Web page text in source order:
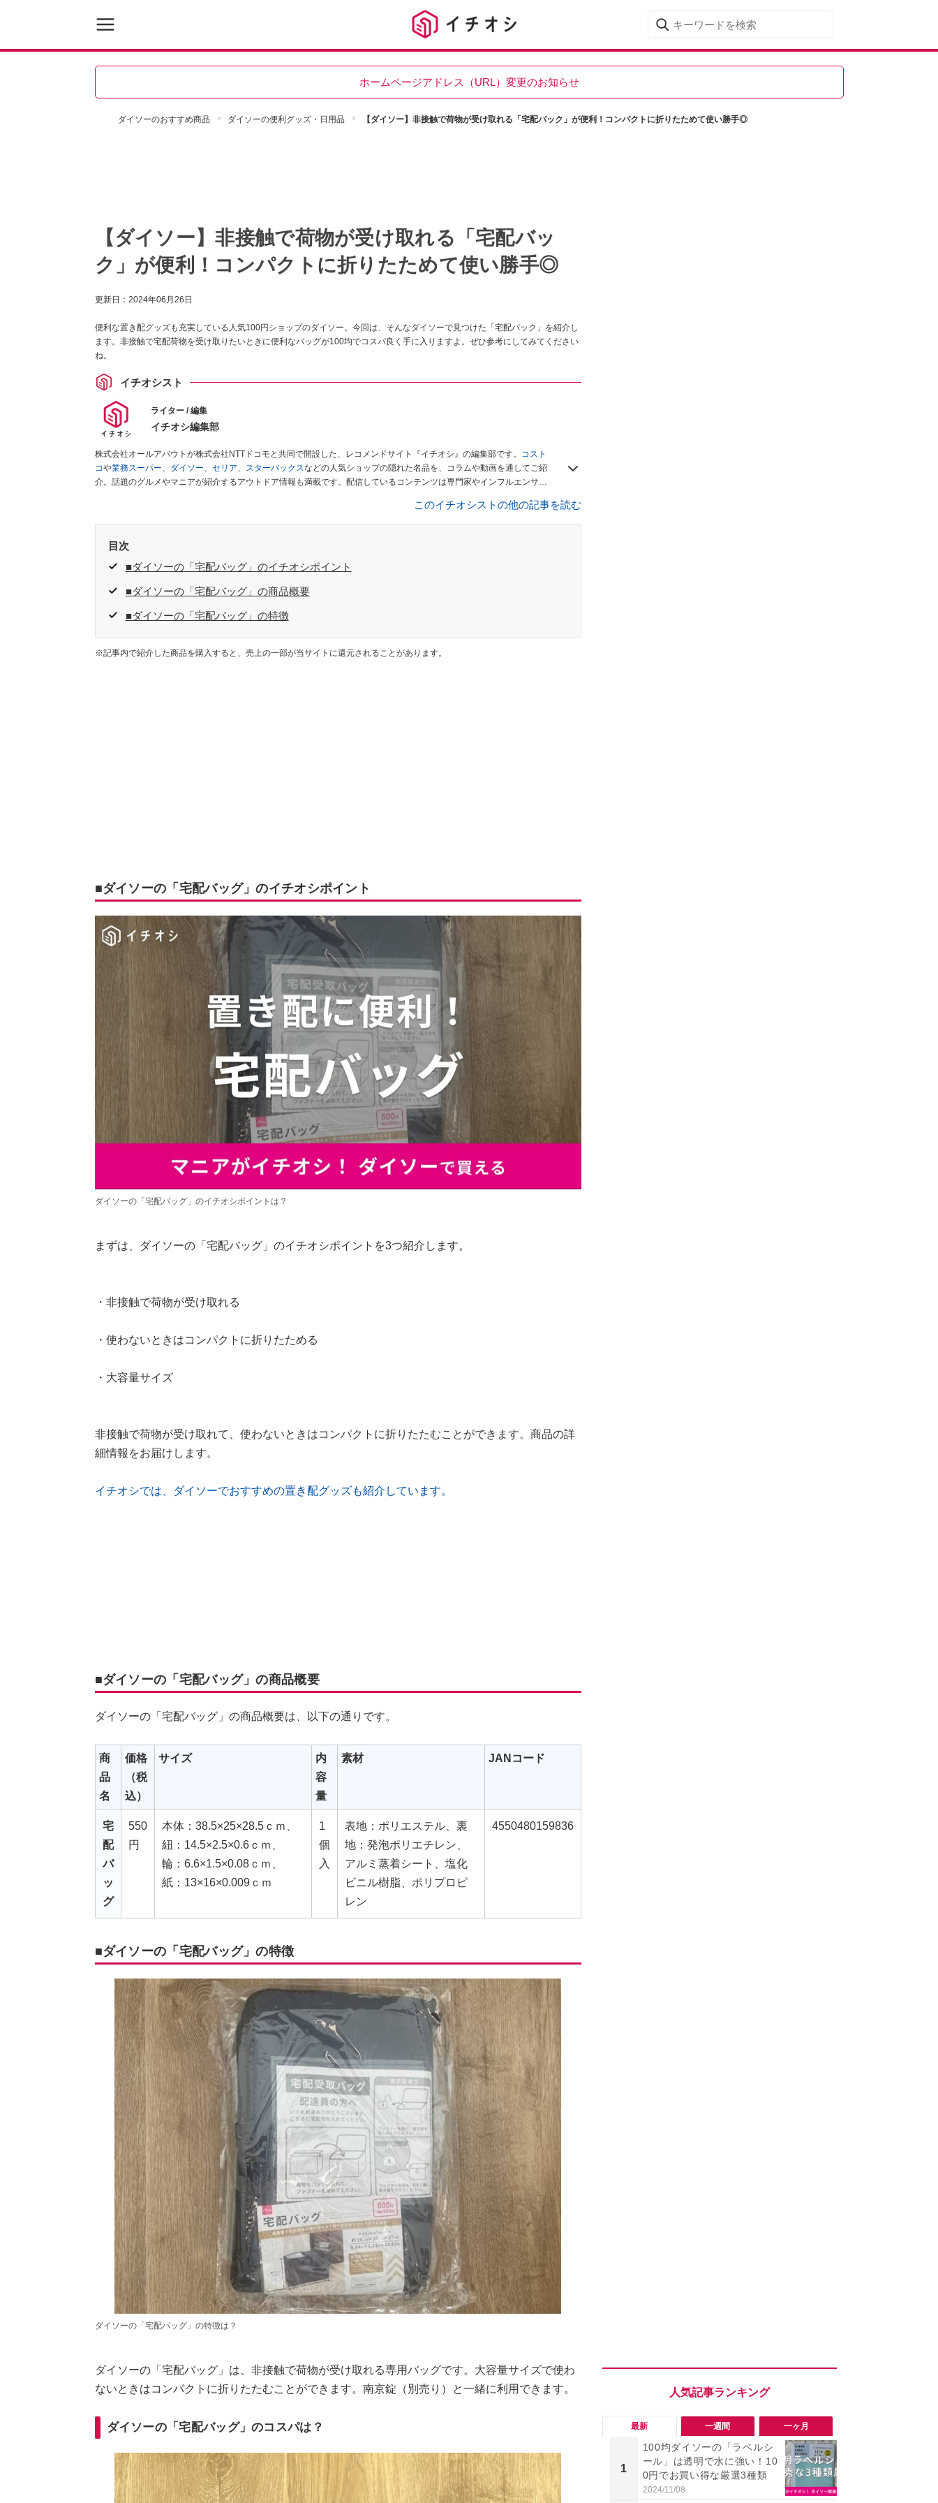
ホームページアドレス（URL）変更のお知らせ
ダイソーのおすすめ商品 ダイソーの便利グッズ・日用品 【ダイソー】非接触で荷物が受け取れる「宅配バック」が便利！コンパクトに折りたためて使い勝手◎
【ダイソー】非接触で荷物が受け取れる「宅配バッ
ク」が便利！コンパクトに折りたためて使い勝手◎
更新日： 2024年06月26日
便利な置き配グッズも充実している人気100円ショップのダイソー。今回は、そんなダイソーで見つけた「宅配バック」を紹介し
ます。非接触で宅配荷物を受け取りたいときに便利なバッグが100均でコスパ良く手に入りますよ。ぜひ参考にしてみてください
ね。
イチオシスト
ライター / 編集
イチオシ編集部
株式会社オールアバウトが株式会社NTTドコモと共同で開設した、レコメンドサイト『イチオシ』の編集部です。
コスト
コや業務スーパー、 ダイソー、 セリア、 スターバックスなどの人気ショップの隠れた名品を、コラムや動画を通してご紹
介。話題のグルメやマニアが紹介するアウトドア情報も満載です。配信しているコンテンツは専門家やインフルエンサー
このイチオシストの他の記事を読む
目次
■ダイソーの「宅配バッグ」のイチオシポイント
■ダイソーの「宅配バッグ」の商品概要
■ダイソーの「宅配バッグ」の特徴
※記事内で紹介した商品を購入すると、売上の一部が当サイトに還元されることがあります。
■ダイソーの「宅配バッグ」のイチオシポイント
ダイソーの「宅配バッグ」のイチオシポイントは？
まずは、ダイソーの「宅配バッグ」のイチオシポイントを3つ紹介します。
・非接触で荷物が受け取れる
・使わないときはコンパクトに折りたためる
・大容量サイズ
非接触で荷物が受け取れて、使わないときはコンパクトに折りたたむことができます。商品の詳
細情報をお届けします。
イチオシでは、ダイソーでおすすめの置き配グッズも紹介しています。
■ダイソーの「宅配バッグ」の商品概要
ダイソーの「宅配バッグ」の商品概要は、以下の通りです。
商
品
名
価格
（税
込）
サイズ
内
容
量
素材 JANコード
宅
配
バ
ッ
グ
550
円
本体：38.5×25×28.5ｃｍ、
紐：14.5×2.5×0.6ｃｍ、
輪：6.6×1.5×0.08ｃｍ、
紙：13×16×0.009ｃｍ
1
個
入
表地：ポリエステル、裏
地：発泡ポリエチレン、
アルミ蒸着シート、塩化
ビニル樹脂、ポリプロピ
レン
4550480159836
■ダイソーの「宅配バッグ」の特徴
ダイソーの「宅配バッグ」の特徴は？
ダイソーの「宅配バッグ」は、非接触で荷物が受け取れる専用バッグです。大容量サイズで使わ
ないときはコンパクトに折りたたむことができます。南京錠（別売り）と一緒に利用できます。
ダイソーの「宅配バッグ」のコスパは？ 最新 一週間 一ヶ月
1
100均ダイソーの「ラベルシ
ール」は透明で水に強い！10
0円でお買い得な厳選3種類
2024/11/08